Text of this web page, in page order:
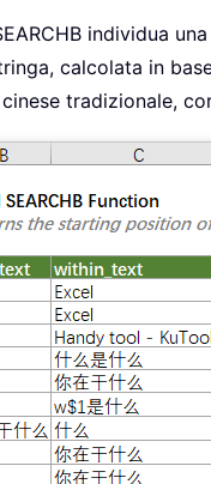
individua
calcolata in
tradizionale,